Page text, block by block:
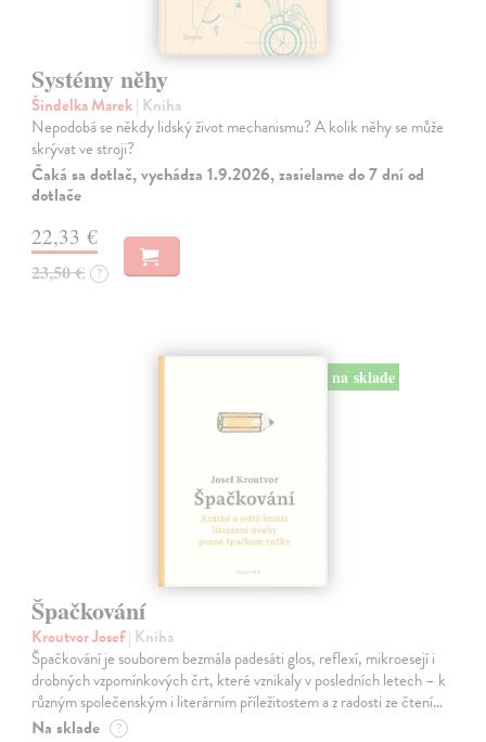
Systémy něhy
Šindelka Marek| Kniha
Nepodobá se někdy lidský život mechanismu? A kolik něhy se může
skrývat ve stroji?
Čaká sa dotlač, vychádza 1.9.2026, zasielame do 7 dní od
dotlače
22,33 €
23,50 € ?
na sklade
Špačkování
Kroutvor Josef| Kniha
Špačkování je souborem bezmála padesáti glos, reflexí, mikroesejí i
drobných vzpomínkových črt, které vznikaly v posledních letech – k
různým společenským i literárním příležitostem a z radosti ze čtení…
Na sklade ?